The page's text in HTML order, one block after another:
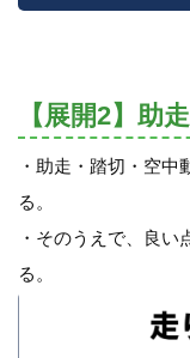
【展開2】助
・助走・踏切・空
る。
・そのうえで、良
る。